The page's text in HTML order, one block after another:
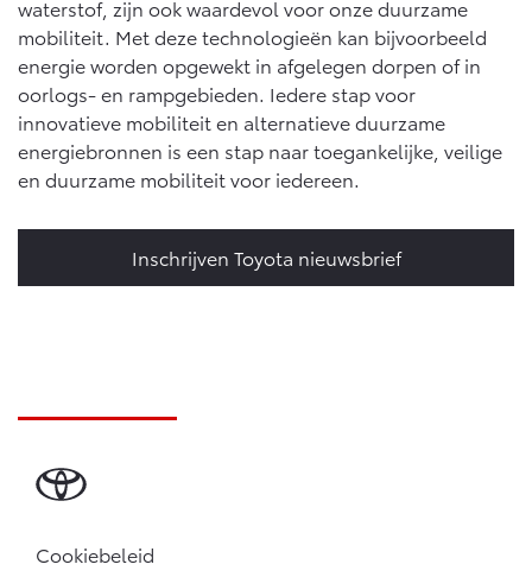
waterstof, zijn ook waardevol voor onze duurzame
mobiliteit. Met deze technologieën kan bijvoorbeeld
energie worden opgewekt in afgelegen dorpen of in
oorlogs- en rampgebieden. Iedere stap voor
innovatieve mobiliteit en alternatieve duurzame
energiebronnen is een stap naar toegankelijke, veilige
en duurzame mobiliteit voor iedereen.
Inschrijven Toyota nieuwsbrief
Cookiebeleid